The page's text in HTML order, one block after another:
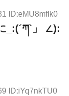
ID:eMU8mfIk0
_:(´ཀ`」 ∠):
ID:iYq7nkTU0